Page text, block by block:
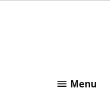
Menu